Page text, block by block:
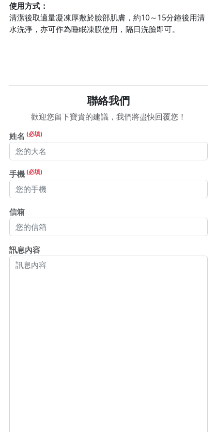
使用方式：
清潔後取適量凝凍厚敷於臉部肌膚，約10～15分鐘後用清
水洗淨，亦可作為睡眠凍膜使用，隔日洗臉即可。
聯絡我們
歡迎您留下寶貴的建議，我們將盡快回覆您！
姓名 (必填)
手機 (必填)
信箱
訊息內容